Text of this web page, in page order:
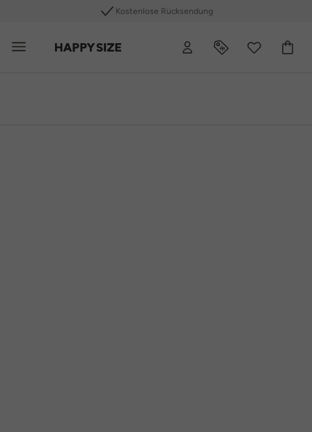
+40 Plus Size Marken